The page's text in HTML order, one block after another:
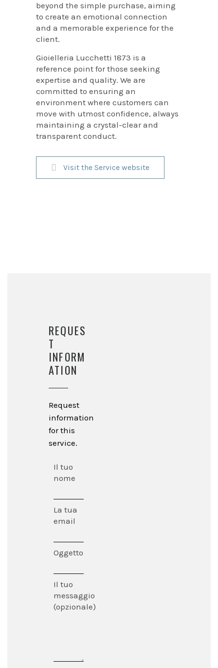
beyond the simple purchase, aiming
to create an emotional connection
and a memorable experience for the
client.
Gioielleria Lucchetti 1873 is a
reference point for those seeking
expertise and quality. We are
committed to ensuring an
environment where customers can
move with utmost confidence, always
maintaining a crystal-clear and
transparent conduct.
Visit the Service website
REQUES
T
INFORM
ATION
Request
information
for this
service.
Il tuo
nome
La tua
email
Oggetto
Il tuo
messaggio
(opzionale)